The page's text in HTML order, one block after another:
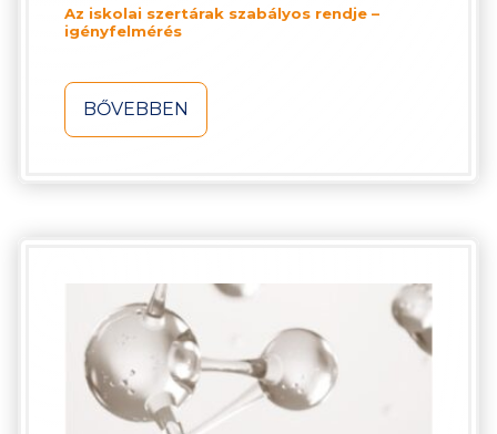
Az iskolai szertárak szabályos rendje –
igényfelmérés
BŐVEBBEN